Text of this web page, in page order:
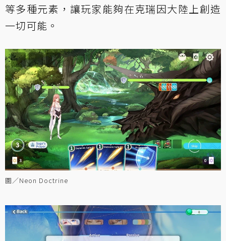
等多種元素，讓玩家能夠在克瑞因大陸上創造
一切可能。
圖／Neon Doctrine